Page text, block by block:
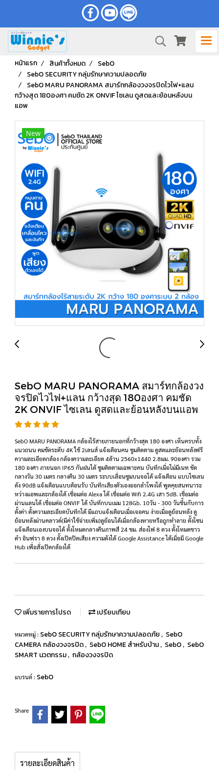
หน้าแรก สินค้าทั้งหมด
SebO
SebO SECURITY กลุ่มรักษาความปลอดภัย
SebO MARU PANORAMA สมาร์ทกล้องวงจรปิดไวไฟ+แลน
กว้างสุด 180องศา คมชัด 2K ONVIF ไซเลน ดูสดและย้อนหลังบน
แอพ
New
SebO MARU PANORAMA สมาร์ทกล้องวง
จรปิดไวไฟ+แลน กว้างสุด 180องศา คมชัด
2K ONVIF ไซเลน ดูสดและย้อนหลังบนแอพ
SebO MARU PANORAMA กล้องไร้สายภายนอกที่กว้างสุด 180 องศา เห็นครบทั้ง
แนวถนน คมชัดระดับ 4K ใช้ 2เลนส์ แจ้งเตือนคน ซูมติดตาม ดูสดและย้อนหลังฟรี
ความละเอียดกล้อง กล้องความละเอียด 4ล้าน 2560x1440 2.8มม. 90องศา รวม
180 องศา ภายนอก IP65 กันฝนได้ ซูมติดตามเฉพาะคน บันทึกเมื่อไม่มีเนท ชัด
กลางวัน 30 เมตร กลางคืน 30 เมตร ระบบเลื่อนซูมบนจอได้ แจ้งเตือน แบบไซเลน
ดัง 90dB แจ้งเตือนแบบต้อนรับ บันทึกเสียงตัวเองออกลำโพงได้ พูดคุยสนทนาระ
หว่างแอพและกล้องได้ เชื่อมต่อ Alexa ได้ เชื่อมต่อ Wifi 2.4G เสา 5dB. เชื่อมต่อ
ผ่านแลนได้ เชื่อมต่อ ONVIF ได้ บันทึกบนเมม 128Gb. 10วัน - 300 วันขึ้นกับการ
ตั้งค่า ตั้งความละเอียดบันทึกได้ มีแถบแจ้งเตือนเมื่อเจอคน ง่ายเมื่อดูย้อนหลัง ดู
ย้อนหลังผ่านคลาวด์(มีค่าใช้จ่ายเพิ่ม)ดูย้อนได้เมื่อกล้องหายหรือถูกทำลาย ตั้งโซน
แจ้งเตือนเองบนจอได้ ตั้งโหมดกลางคืนภาพสี 24 ชม. ส่องไฟ 8 ดวง ตั้งโหมดขาว
ดำ อินฟรา 8 ดวง ตั้งเปิดปิดเสียง ความดังได้ Google Assistance ได้เมื่อมี Google
Hub เพื่อสั่งเปิดกล้องได้
เพิ่มรายการโปรด เปรียบเทียบ
หมวดหมู่ : SebO SECURITY กลุ่มรักษาความปลอดภัย , SebO
CAMERA กล้องวงจรปิด, SebO HOME สำหรับบ้าน, SebO, SebO
SMART นวตกรรม, กล้องวงจรปิด
แบรนด์ : SebO
Share
รายละเอียดสินค้า